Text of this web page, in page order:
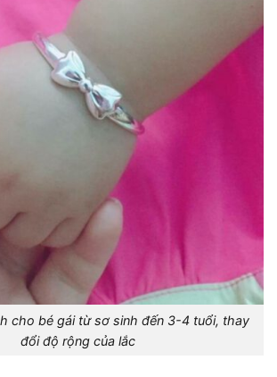
cho bé gái từ sơ sinh đến 3-4 tuổi, thay
đổi độ rộng của lắc